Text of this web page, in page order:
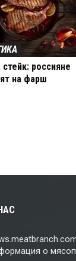
россияне
на фарш
о